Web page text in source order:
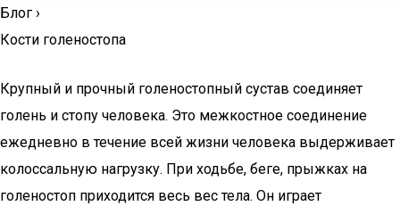
Блог ›
Кости голеностопа
Крупный и прочный голеностопный сустав соединяет
голень и стопу человека. Это межкостное соединение
ежедневно в течение всей жизни человека выдерживает
колоссальную нагрузку. При ходьбе, беге, прыжках на
голеностоп приходится весь вес тела. Он играет